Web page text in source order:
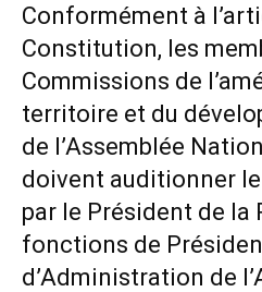
Conformément à
Constitution, les
Commissions de
territoire et du
de l’Assemblée
doivent auditionner
par le Président de la
fonctions de
d’Administration de